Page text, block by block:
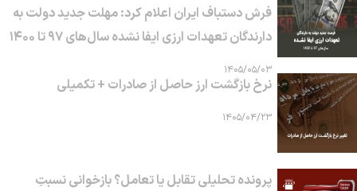
فرش دستباف ایران اعلام کرد: مهلت جدید دولت به
دارندگان تعهدات ارزی ایفا نشده سال‌های ۹۷ تا ۱۴۰۰
۱۴۰۵/۰۵/۰۳
نرخ بازگشت ارز حاصل از صادرات + تکمیلی
۱۴۰۵/۰۴/۲۳
پرونده تحلیلی تقابل یا تعامل؟ بازخوانی نسبتِ